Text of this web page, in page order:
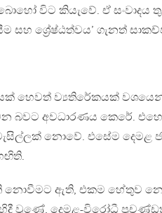
විට කියැවේ. ඒ සංවාදය
ශ්‍රේෂ්ඨත්වය’ ගැනත්
හෙවත් ව්‍යතිරේකයක්
අවධාරණය කෙරේ.
නොවේ. එසේම දෙමළ
නොවීමට ඇති, එකම හේතුව
වුණේ, දෙමළ-විරෝධී